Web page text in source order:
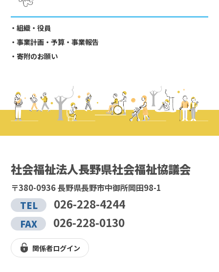
組織・役員
事業計画・予算・事業報告
寄附のお願い
社会福祉法人長野県社会福祉協議会
〒380-0936 長野県長野市中御所岡田98-1
TEL 026-228-4244
FAX 026-228-0130
関係者ログイン